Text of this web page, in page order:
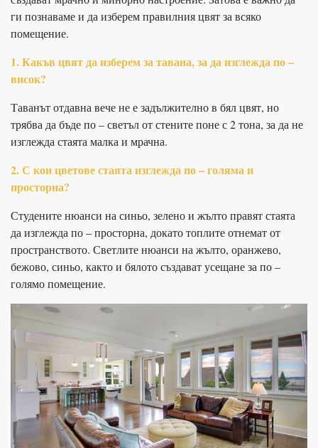
ги познаваме и да изберем правилния цвят за всяко
помещение.
1. Какъв цвят да изберем за тавана, за да изглежда по –
висок?
Таванът отдавна вече не е задължително в бял цвят, но
трябва да бъде по – светъл от стените поне с 2 тона, за да не
изглежда стаята малка и мрачна.
2. С кои цветове стаята изглежда по – голяма и
просторна?
Студените нюанси на синьо, зелено и жълто правят стаята
да изглежда по – просторна, докато топлите отнемат от
пространството. Светлите нюанси на жълто, оранжево,
бежово, синьо, както и бялото създават усещане за по –
голямо помещение.